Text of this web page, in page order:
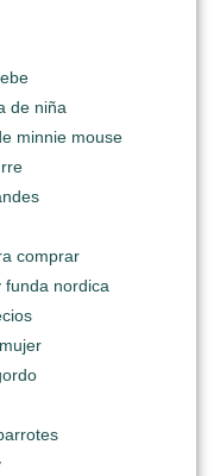
de niña
minnie mouse
comprar
funda nordica